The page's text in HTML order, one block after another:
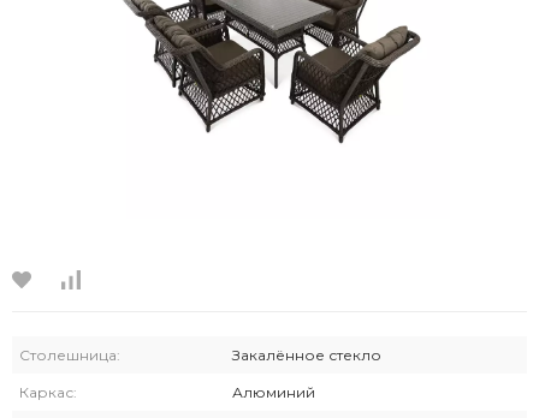
Столешница: Закалённое стекло
Каркас: Алюминий